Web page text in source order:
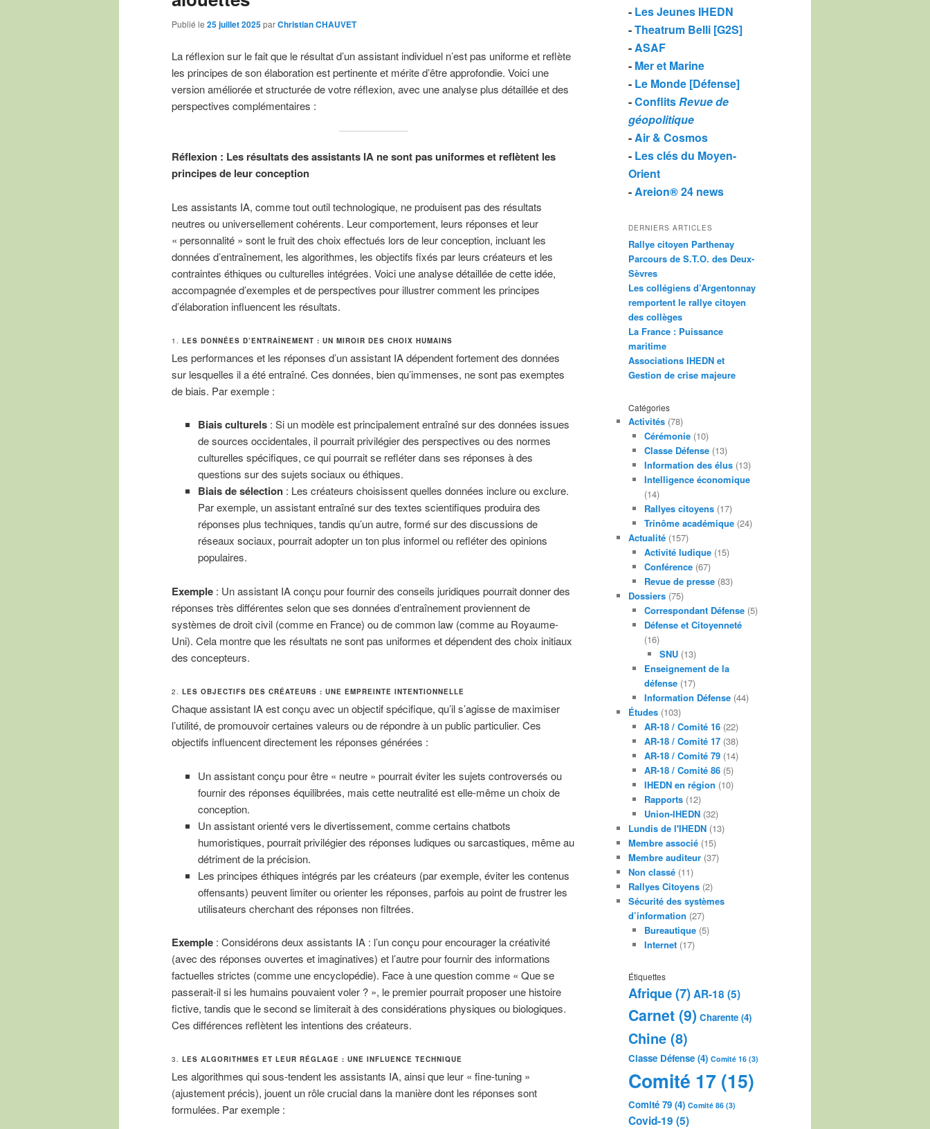
Publié le 25 juillet 2025parChristian CHAUVET
La réflexion sur le fait que le résultat d’un assistant individuel n’est pas uniforme et reflète
les principes de son élaboration est pertinente et mérite d’être approfondie. Voici une
version améliorée et structurée de votre réflexion, avec une analyse plus détaillée et des
perspectives complémentaires :
Réflexion : Les résultats des assistants IA ne sont pas uniformes et reflètent les
principes de leur conception
Les assistants IA, comme tout outil technologique, ne produisent pas des résultats
neutres ou universellement cohérents. Leur comportement, leurs réponses et leur
« personnalité » sont le fruit des choix effectués lors de leur conception, incluant les
données d’entraînement, les algorithmes, les objectifs fixés par leurs créateurs et les
contraintes éthiques ou culturelles intégrées. Voici une analyse détaillée de cette idée,
accompagnée d’exemples et de perspectives pour illustrer comment les principes
d’élaboration influencent les résultats.
1. LES DONNÉES D’ENTRAÎNEMENT : UN MIROIR DES CHOIX HUMAINS
Les performances et les réponses d’un assistant IA dépendent fortement des données
sur lesquelles il a été entraîné. Ces données, bien qu’immenses, ne sont pas exemptes
de biais. Par exemple :
Biais culturels: Si un modèle est principalement entraîné sur des données issues
de sources occidentales, il pourrait privilégier des perspectives ou des normes
culturelles spécifiques, ce qui pourrait se refléter dans ses réponses à des
questions sur des sujets sociaux ou éthiques.
Biais de sélection: Les créateurs choisissent quelles données inclure ou exclure.
Par exemple, un assistant entraîné sur des textes scientifiques produira des
réponses plus techniques, tandis qu’un autre, formé sur des discussions de
réseaux sociaux, pourrait adopter un ton plus informel ou refléter des opinions
populaires.
Exemple : Un assistant IA conçu pour fournir des conseils juridiques pourrait donner des
réponses très différentes selon que ses données d’entraînement proviennent de
systèmes de droit civil (comme en France) ou de common law (comme au Royaume-
Uni). Cela montre que les résultats ne sont pas uniformes et dépendent des choix initiaux
des concepteurs.
2. LES OBJECTIFS DES CRÉATEURS : UNE EMPREINTE INTENTIONNELLE
Chaque assistant IA est conçu avec un objectif spécifique, qu’il s’agisse de maximiser
l’utilité, de promouvoir certaines valeurs ou de répondre à un public particulier. Ces
objectifs influencent directement les réponses générées :
Un assistant conçu pour être « neutre » pourrait éviter les sujets controversés ou
fournir des réponses équilibrées, mais cette neutralité est elle-même un choix de
conception.
Un assistant orienté vers le divertissement, comme certains chatbots
humoristiques, pourrait privilégier des réponses ludiques ou sarcastiques, même au
détriment de la précision.
Les principes éthiques intégrés par les créateurs (par exemple, éviter les contenus
offensants) peuvent limiter ou orienter les réponses, parfois au point de frustrer les
utilisateurs cherchant des réponses non filtrées.
Exemple : Considérons deux assistants IA : l’un conçu pour encourager la créativité
(avec des réponses ouvertes et imaginatives) et l’autre pour fournir des informations
factuelles strictes (comme une encyclopédie). Face à une question comme « Que se
passerait-il si les humains pouvaient voler ? », le premier pourrait proposer une histoire
fictive, tandis que le second se limiterait à des considérations physiques ou biologiques.
Ces différences reflètent les intentions des créateurs.
3. LES ALGORITHMES ET LEUR RÉGLAGE : UNE INFLUENCE TECHNIQUE
Les algorithmes qui sous-tendent les assistants IA, ainsi que leur « fine-tuning »
(ajustement précis), jouent un rôle crucial dans la manière dont les réponses sont
formulées. Par exemple :
- Les Jeunes IHEDN
-Theatrum Belli [G2S]
-ASAF
- Mer et Marine
- Le Monde [Défense]
-ConflitsRevue de
géopolitique
-Air & Cosmos
- Les clés du Moyen-
Orient
-Areion® 24 news
DERNIERS ARTICLES
Rallye citoyen Parthenay
Parcours de S.T.O. des Deux-
Sèvres
Les collégiens d’Argentonnay
remportent le rallye citoyen
des collèges
La France : Puissance
maritime
Associations IHEDN et
Gestion de crise majeure
Catégories
Activités (78)
Cérémonie(10)
Classe Défense(13)
Information des élus(13)
Intelligence économique
(14)
Rallyes citoyens(17)
Trinôme académique(24)
Actualité (157)
Activité ludique(15)
Conférence(67)
Revue de presse(83)
Dossiers (75)
Correspondant Défense(5)
Défense et Citoyenneté
(16)
SNU (13)
Enseignement de la
défense(17)
Information Défense(44)
Études (103)
AR-18 / Comité 16(22)
AR-18 / Comité 17(38)
AR-18 / Comité 79(14)
AR-18 / Comité 86(5)
IHEDN en région (10)
Rapports(12)
Union-IHEDN(32)
Lundis de l'IHEDN (13)
Membre associé (15)
Membre auditeur (37)
Non classé (11)
Rallyes Citoyens (2)
Sécurité des systèmes
d’information (27)
Bureautique(5)
Internet(17)
Étiquettes
Afrique(7)AR-18 (5)
Carnet(9) Charente (4)
Chine (8)
Classe Défense (4) Comité 16 (3)
Comité 17 (15)
Comité 79 (4) Comité 86 (3)
Covid-19 (5)